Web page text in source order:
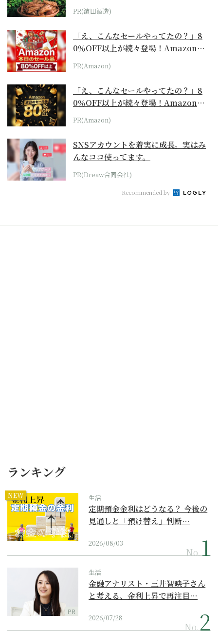
PR(濵田酒造)
「え、こんなセールやってたの？」8
0％OFF以上が続々登場！Amazonの
本気が...
PR(Amazon)
「え、こんなセールやってたの？」8
0％OFF以上が続々登場！Amazonの
本気が...
PR(Amazon)
SNSアカウントを着実に成長。実はみ
んなココ使ってます。
PR(Dreaw合同会社)
Recommended by
ランキング
NEW 生活
定期預金金利はどうなる？ 今後の
見通しと「預け替え」判断…
2026/08/03
No.
PR
生活
金融アナリスト・三井智映子さん
と考える、金利上昇で再注目…
2026/07/28
No.